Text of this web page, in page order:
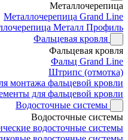
Металлочерепица
Металлочерепица Grand Line
Металл Профиль
Фальцевая кровля
Фальцевая кровля
Фальц Grand Line
Штрипс (отмотка)
монтажа фальцевой кровли
для фальцевой кровли
Водосточные системы
Водосточные системы
водосточные системы